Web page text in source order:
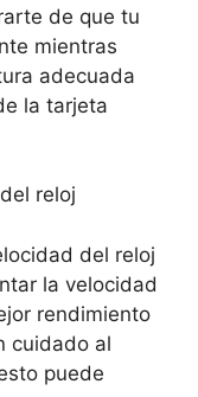
de que tu
mientras
adecuada
la tarjeta
reloj
del reloj
la velocidad
rendimiento
cuidado al
puede